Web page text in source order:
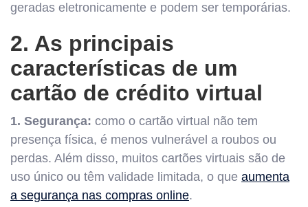
geradas eletronicamente e podem ser temporárias.
2. As principais
características de um
cartão de crédito virtual
1. Segurança: como o cartão virtual não tem
presença física, é menos vulnerável a roubos ou
perdas. Além disso, muitos cartões virtuais são de
uso único ou têm validade limitada, o que aumenta
a segurança nas compras online.